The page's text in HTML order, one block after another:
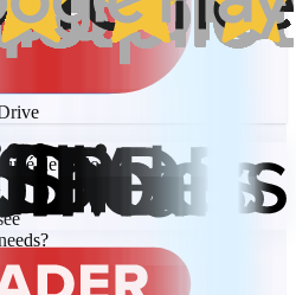
et depuis le format PDF
de 30 jours